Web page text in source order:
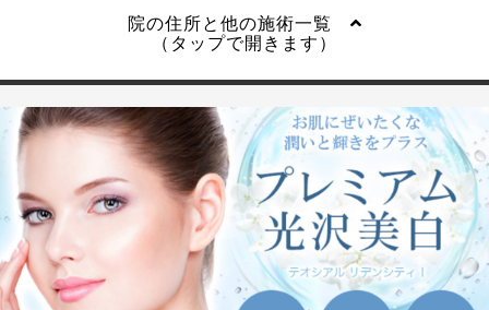
院の住所と他の施術一覧
（タップで開きます）